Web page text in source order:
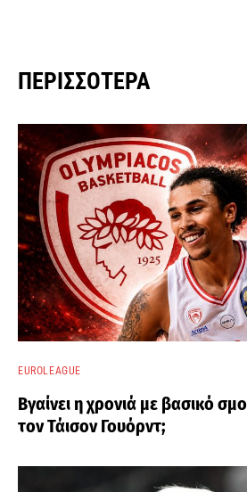
ΠΕΡΙΣΣΌΤΕΡΑ
EUROLEAGUE
Βγαίνει η χρονιά με βασικό
τον Τάισον Γουόρντ;